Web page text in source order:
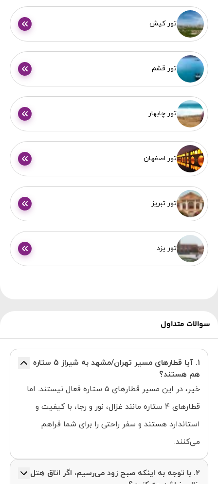
تور کیش
تور قشم
تور چابهار
تور اصفهان
تور تبریز
تور یزد
سوالات متداول
۱. آیا قطارهای مسیر تهران/مشهد به شیراز ۵ ستاره
هم هستند؟
خیر، در این مسیر قطارهای ۵ ستاره فعال نیستند. اما
قطارهای ۴ ستاره مانند غزال، نور و رجا، با کیفیت و
استاندارد هستند و سفر راحتی را برای شما فراهم
می‌کنند.
۲. با توجه به اینکه صبح زود می‌رسیم، اگر اتاق هتل